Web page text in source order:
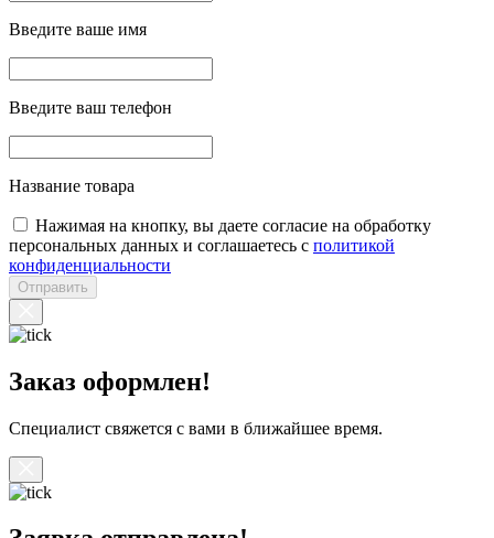
Введите ваше имя
Введите ваш телефон
Название товара
Нажимая на кнопку, вы даете согласие на обработку
персональных данных и соглашаетесь с политикой
конфиденциальности
Отправить
Заказ оформлен!
Специалист свяжется с вами в ближайшее время.